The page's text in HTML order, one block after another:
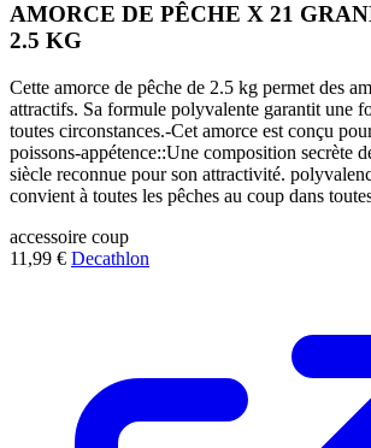
AMORCE DE PÊCHE X 21
2.5 KG
Cette amorce de pêche de 2.5 kg permet des
attractifs. Sa formule polyvalente garantit une
toutes circonstances.-Cet amorce est conçu
poissons-appétence::Une composition secrète
siècle reconnue pour son attractivité.
convient à toutes les pêches au coup dans
accessoire coup
11,99 € Decathlon